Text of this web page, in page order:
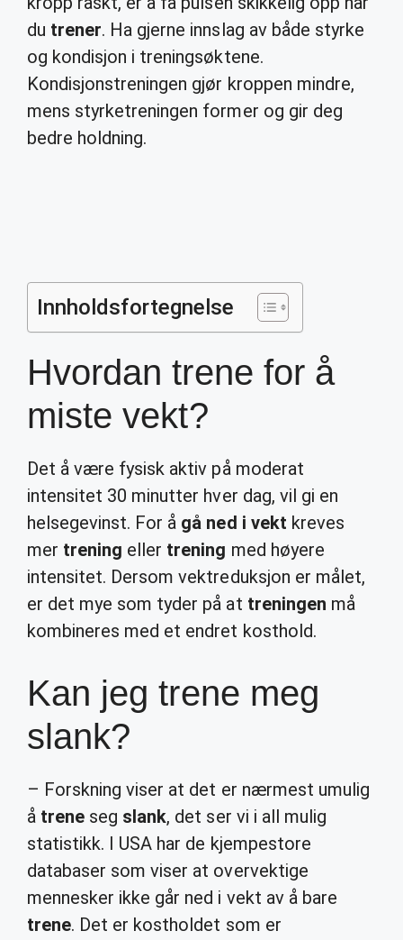
du trener. Ha gjerne innslag av både styrke
og kondisjon i treningsøktene.
Kondisjonstreningen gjør kroppen mindre,
mens styrketreningen former og gir deg
bedre holdning.
Innholdsfortegnelse
Hvordan trene for å
miste vekt?
Det å være fysisk aktiv på moderat
intensitet 30 minutter hver dag, vil gi en
helsegevinst. For å gå ned i vekt kreves
mer trening eller trening med høyere
intensitet. Dersom vektreduksjon er målet,
er det mye som tyder på at treningen må
kombineres med et endret kosthold.
Kan jeg trene meg
slank?
– Forskning viser at det er nærmest umulig
å trene seg slank, det ser vi i all mulig
statistikk. I USA har de kjempestore
databaser som viser at overvektige
mennesker ikke går ned i vekt av å bare
trene. Det er kostholdet som er